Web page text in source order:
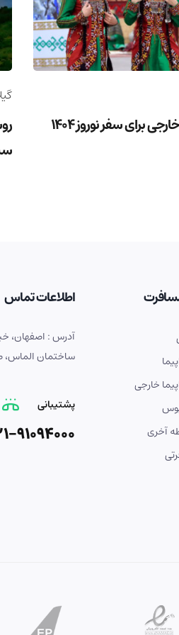
برای سفر نوروز 1404
خارجی
آخری
اطلاعات تماس
ساختمان الماس،
پشتیبانی
91094000